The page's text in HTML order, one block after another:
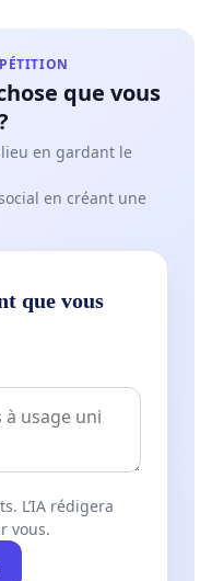
que vous
en gardant le
en créant une
que vous
L’IA rédigera
vous.